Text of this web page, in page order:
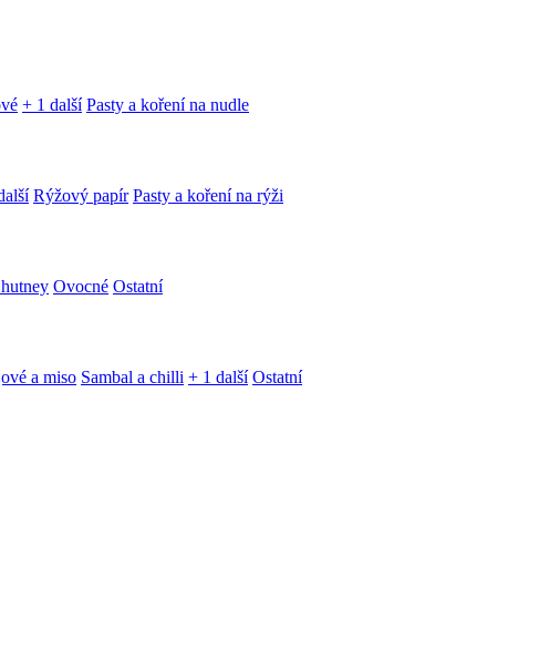
+ 1 další Pasty a koření na nudle
Rýžový papír Pasty a koření na rýži
Ovocné Ostatní
a miso Sambal a chilli + 1 další Ostatní